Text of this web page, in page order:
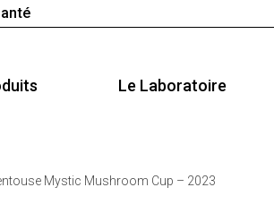
Le Laboratoire
Mystic Mushroom Cup – 2023